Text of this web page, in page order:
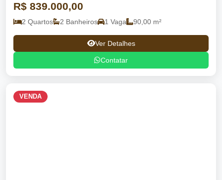
R$ 839.000,00
2 Quartos 2 Banheiros 1 Vaga 90,00 m²
Ver Detalhes
Contatar
VENDA